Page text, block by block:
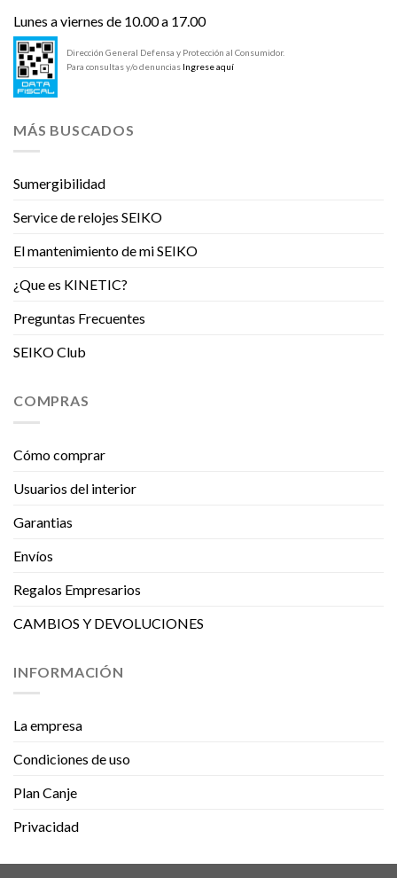
Lunes a viernes de 10.00 a 17.00
Dirección General Defensa y Protección al Consumidor.
Para consultas y/o denuncias Ingrese aquí
MÁS BUSCADOS
Sumergibilidad
Service de relojes SEIKO
El mantenimiento de mi SEIKO
¿Que es KINETIC?
Preguntas Frecuentes
SEIKO Club
COMPRAS
Cómo comprar
Usuarios del interior
Garantias
Envíos
Regalos Empresarios
CAMBIOS Y DEVOLUCIONES
INFORMACIÓN
La empresa
Condiciones de uso
Plan Canje
Privacidad